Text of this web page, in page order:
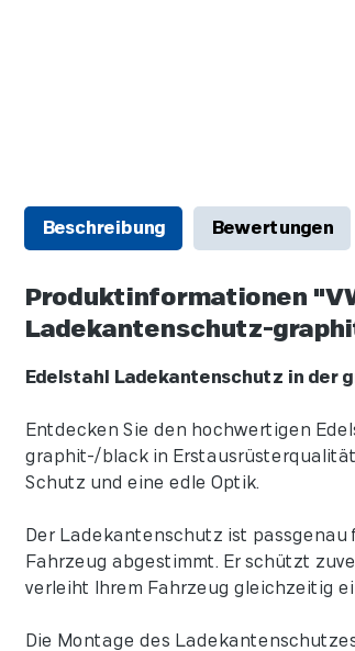
Beschreibung Bewertungen
Produktinformationen
Ladekantenschutz-
Edelstahl Ladekantenschutz in
Entdecken Sie den hochwertigen
graphit-/black in
Schutz und eine edle Optik.
Der Ladekantenschutz ist
Fahrzeug abgestimmt. Er schützt
verleiht Ihrem Fahrzeug gleichzeitig
Die Montage des